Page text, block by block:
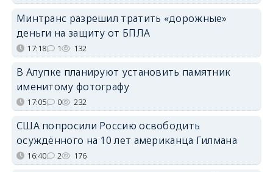
Минтранс разрешил тратить «дорожные»
деньги на защиту от БПЛА
17:18 1 132
В Алупке планируют установить памятник
именитому фотографу
17:05 0 232
США попросили Россию освободить
осуждённого на 10 лет американца Гилмана
16:40 2 176